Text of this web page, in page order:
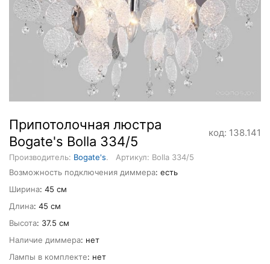
Припотолочная люстра
Bogate's Bolla 334/5
код: 138.141
Производитель: Bogate's.
Артикул: Bolla 334/5
Возможность подключения диммера: есть
Ширина: 45 см
Длина: 45 см
Высота: 37.5 см
Наличие диммера: нет
Лампы в комплекте: нет